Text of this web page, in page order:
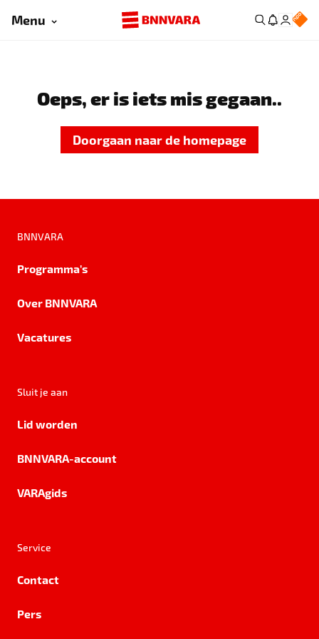
Menu
Oeps, er is iets mis gegaan..
Doorgaan naar de homepage
BNNVARA
Programma's
Over BNNVARA
Vacatures
Sluit je aan
Lid worden
BNNVARA-account
VARAgids
Service
Contact
Pers